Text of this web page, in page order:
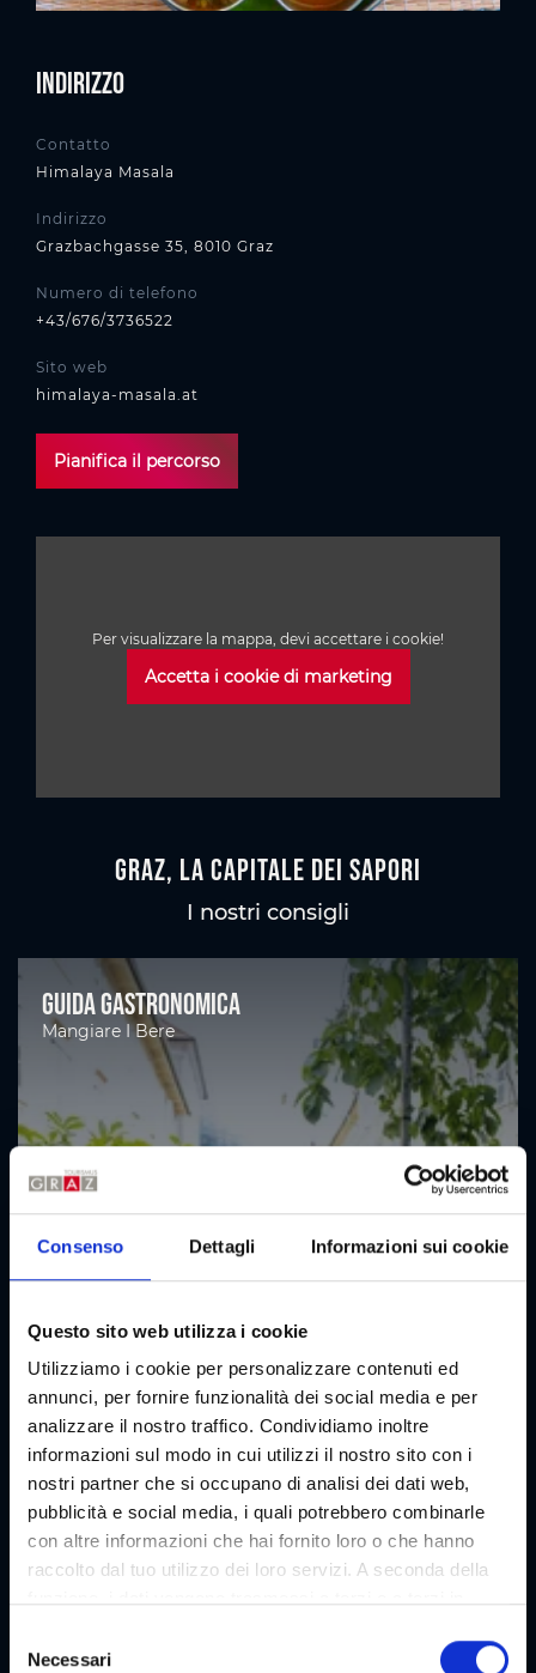
Consenso Dettagli Informazioni sui cookie
Questo sito web utilizza i cookie
Utilizziamo i cookie per personalizzare contenuti ed
annunci, per fornire funzionalità dei social media e per
analizzare il nostro traffico. Condividiamo inoltre
informazioni sul modo in cui utilizzi il nostro sito con i
nostri partner che si occupano di analisi dei dati web,
pubblicità e social media, i quali potrebbero combinarle
con altre informazioni che hai fornito loro o che hanno
raccolto dal tuo utilizzo dei loro servizi. A seconda della
protezione dei dati e non vengono elaborati da loro, ad
Necessari
Indirizzo
Contatto
Himalaya Masala
Indirizzo
Grazbachgasse 35, 8010 Graz
Numero di telefono
+43/676/3736522
Sito web
himalaya-masala.at
Pianifica il percorso
Per visualizzare la mappa, devi accettare i cookie!
Accetta i cookie di marketing
Graz, la capitale dei sapori
I nostri consigli
Guida gastronomica
Mangiare I Bere